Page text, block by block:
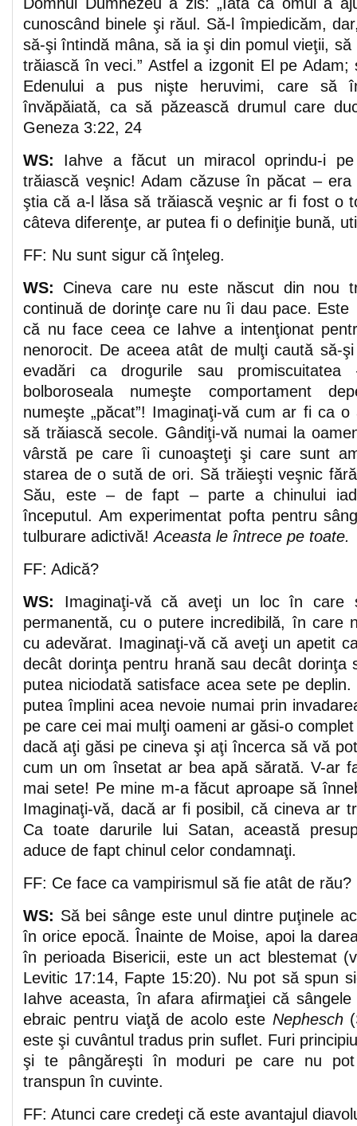
cunoscând binele şi răul. Să-l împiedicăm,
să-şi întindă mâna, să ia şi din pomul vieţii,
trăiască în veci.” Astfel a izgonit El pe Adam;
Edenului a pus nişte heruvimi, care să
învăpăiată, ca să păzească drumul care
Geneza 3:22, 24
WS: Iahve a făcut un miracol oprindu-i
trăiască veşnic! Adam căzuse în păcat –
ştia că a-l lăsa să trăiască veşnic ar fi fost o
câteva diferenţe, ar putea fi o definiţie bună,
FF: Nu sunt sigur că înţeleg.
WS: Cineva care nu este născut din nou
continuă de dorinţe care nu îi dau pace.
că nu face ceea ce Iahve a intenţionat
nenorocit. De aceea atât de mulţi caută să-
evadări ca drogurile sau
bolboroseala numeşte comportament
numeşte „păcat”! Imaginaţi-vă cum ar fi ca o
să trăiască secole. Gândiţi-vă numai la
vârstă pe care îi cunoaşteţi şi care sunt
starea de o sută de ori. Să trăieşti veşnic
Său, este – de fapt – parte a chinului
începutul. Am experimentat pofta pentru
tulburare adictivă!Aceasta le întrece pe toate.
FF: Adică?
WS: Imaginaţi-vă că aveţi un loc în care
permanentă, cu o putere incredibilă, în care
cu adevărat. Imaginaţi-vă că aveţi un apetit
decât dorinţa pentru hrană sau decât dorinţa
putea niciodată satisface acea sete pe
putea împlini acea nevoie numai prin
pe care cei mai mulţi oameni ar găsi-o
dacă aţi găsi pe cineva şi aţi încerca să vă
cum un om însetat ar bea apă sărată. V-ar
mai sete! Pe mine m-a făcut aproape să
Imaginaţi-vă, dacă ar fi posibil, că cineva ar
Ca toate darurile lui Satan, această
aduce de fapt chinul celor condamnaţi.
FF: Ce face ca vampirismul să fie atât de rău?
WS: Să bei sânge este unul dintre puţinele
în orice epocă. Înainte de Moise, apoi la
în perioada Bisericii, este un act blestemat
Levitic 17:14, Fapte 15:20). Nu pot să spun
Iahve aceasta, în afara afirmaţiei că
ebraic pentru viaţă de acolo este Nephesch
este şi cuvântul tradus prin suflet. Furi
şi te pângăreşti în moduri pe care nu
transpun în cuvinte.
FF: Atunci care credeţi că este avantajul